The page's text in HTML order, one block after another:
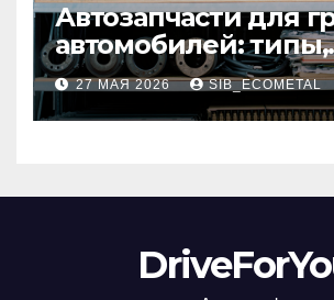
Автозапчасти для
автомобилей: типы,
совместимость и
подбора
27 МАЯ 2026 SIB_ECOMETAL